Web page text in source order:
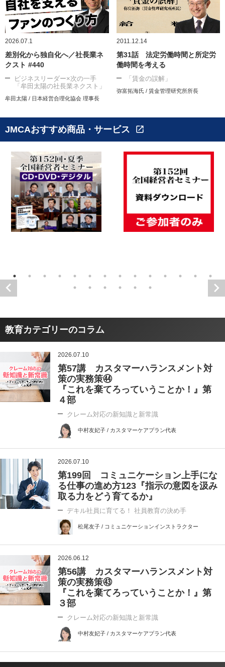
2026.07.1
差別化から独自化へ／社長業ネ
クスト #440
ビジネスリーダー×次の一手
「牟田太陽の社長業ネクスト」
牟田太陽 / 日本経営合理化協会 理事長
2011.12.14
第31話 法定労働時間と所定労
働時間を考える
「賃金の誤解」
弥富拓海氏 / 賃金管理研究所所長
JMCAおすすめ商品・サービス open_in_new
教育カテゴリーのコラム
2026.07.10
第57講 カスタマーハランスメント対
策の実務策㊹
『これを棄てろっていうことか！』第
４部
クレーム対応の新知識と新常識
中村友妃子 / カスタマーケアプラン代表
2026.07.10
第199回 コミュニケーション上手にな
る仕事の進め方123『指示の意図を汲み
取る力をどう育てるか』
デキル社員に育てる！ 社員教育の決め手
松尾友子 / コミュニケーションインストラクター
2026.06.12
第56講 カスタマーハランスメント対
策の実務策㊸
『これを棄てろっていうことか！』第
３部
クレーム対応の新知識と新常識
中村友妃子 / カスタマーケアプラン代表